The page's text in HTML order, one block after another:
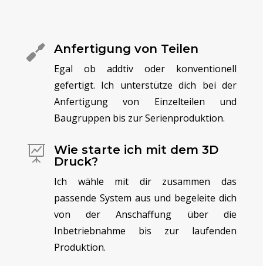
 Anfertigung von Teilen
Egal ob addtiv oder konventionell
gefertigt. Ich unterstütze dich bei der
Anfertigung von Einzelteilen und
Baugruppen bis zur Serienproduktion.

Wie starte ich mit dem 3D
Druck?
Ich wähle mit dir zusammen das
passende System aus und begeleite dich
von der Anschaffung über die
Inbetriebnahme bis zur laufenden
Produktion.